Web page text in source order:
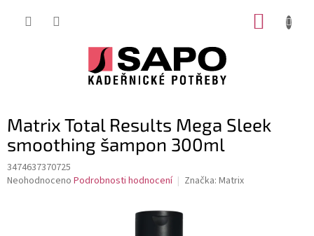
Matrix Total Results Mega Sleek
smoothing šampon 300ml
3474637370725
Průměrné
Neohodnoceno Podrobnosti hodnocení Značka: Matrix